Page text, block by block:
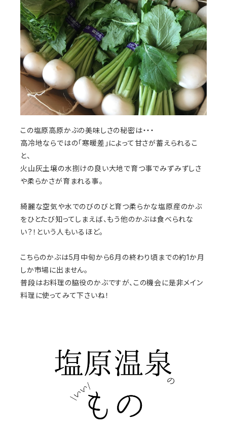
この塩原高原かぶの美味しさの秘密は・・・
高冷地ならではの「寒暖差」によって甘さが蓄えられるこ
と、
火山灰土壌の水捌けの良い大地で育つ事でみずみずしさ
や柔らかさが育まれる事。
綺麗な空気や水でのびのびと育つ柔らかな塩原産のかぶ
をひとたび知ってしまえば、もう他のかぶは食べられな
い？！という人もいるほど。
こちらのかぶは5月中旬から6月の終わり頃までの約1か月
しか市場に出ません。
普段はお料理の脇役のかぶですが、この機会に是非メイン
料理に使ってみて下さいね！